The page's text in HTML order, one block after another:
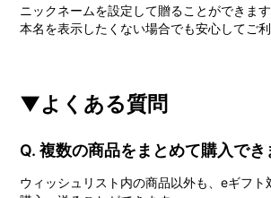
ニックネームを設定して贈ることができます
本名を表示したくない場合でも安心してご利
▼よくある質問
Q. 複数の商品をまとめて購入でき
ウィッシュリスト内の商品以外も、eギフト